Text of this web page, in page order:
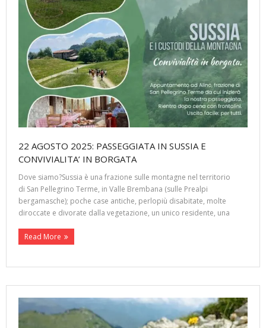
22 AGOSTO 2025: PASSEGGIATA IN SUSSIA E
CONVIVIALITA’ IN BORGATA
Dove siamo?Sussia è una frazione sulle montagne nel territorio
di San Pellegrino Terme, in Valle Brembana (sulle Prealpi
bergamasche); poche case antiche, perlopiù disabitate, molte
diroccate e divorate dalla vegetazione, un unico residente, una
Read More